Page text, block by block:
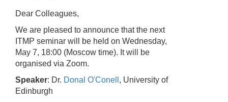
Dear Colleagues,
We are pleased to announce that the next
ITMP seminar will be held on Wednesday,
May 7, 18:00 (Moscow time). It will be
organised via Zoom.
Speaker: Dr. Donal O'Conell , University of
Edinburgh